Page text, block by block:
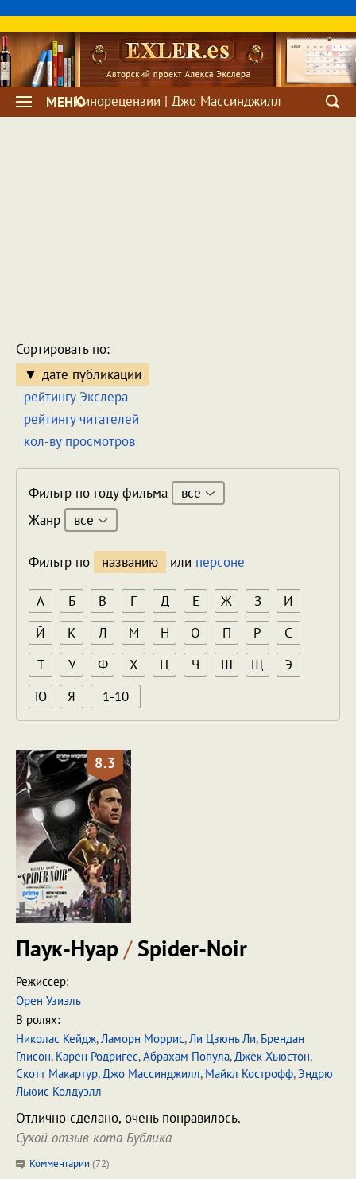
МЕНЮКинорецензии | Джо Массинджилл
Сортировать по:
дате публикации
рейтингу Экслера
рейтингу читателей
кол-ву просмотров
Фильтр по году фильма
все
Жанр
все
Фильтр по названию или персоне
А Б В Г Д Е Ж З
И
Й
К Л М Н О П Р
С
Т
У Ф Х Ц Ч Ш Щ
Э
Ю
Я 1-10
8.3
Паук-Нуар/Spider-Noir
Режиссер:
Орен Узиэль
В ролях:
Николас Кейдж,Ламорн Моррис,Ли Цзюнь Ли, Брендан
Глисон, Карен Родригес,Абрахам Попула,Джек Хьюстон,
Скотт Макартур,Джо Массинджилл, Майкл Кострофф,Эндрю
Льюис Колдуэлл
Отлично сделано, очень понравилось.
Сухой отзыв кота Бублика
Комментарии (72)